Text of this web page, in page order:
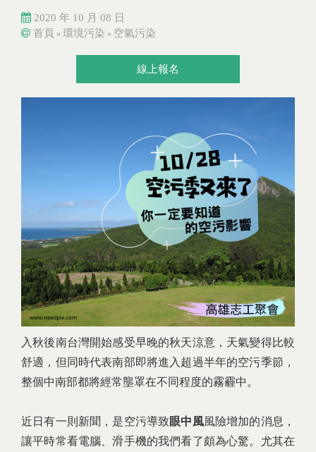
2020 年 10 月 08 日
您在這裡
首頁 » 環境污染 » 空氣污染
線上報名
入秋後南台灣開始感受早晚的秋天涼意，天氣變得比較
舒適，但同時代表南部即將進入超過半年的空污季節，
整個中南部都將經常壟罩在不同程度的霧霾中。
近日有一則新聞，是空污導致眼中風風險增加的消息，
讓平時常看電腦、滑手機的我們看了頗為心驚。尤其在